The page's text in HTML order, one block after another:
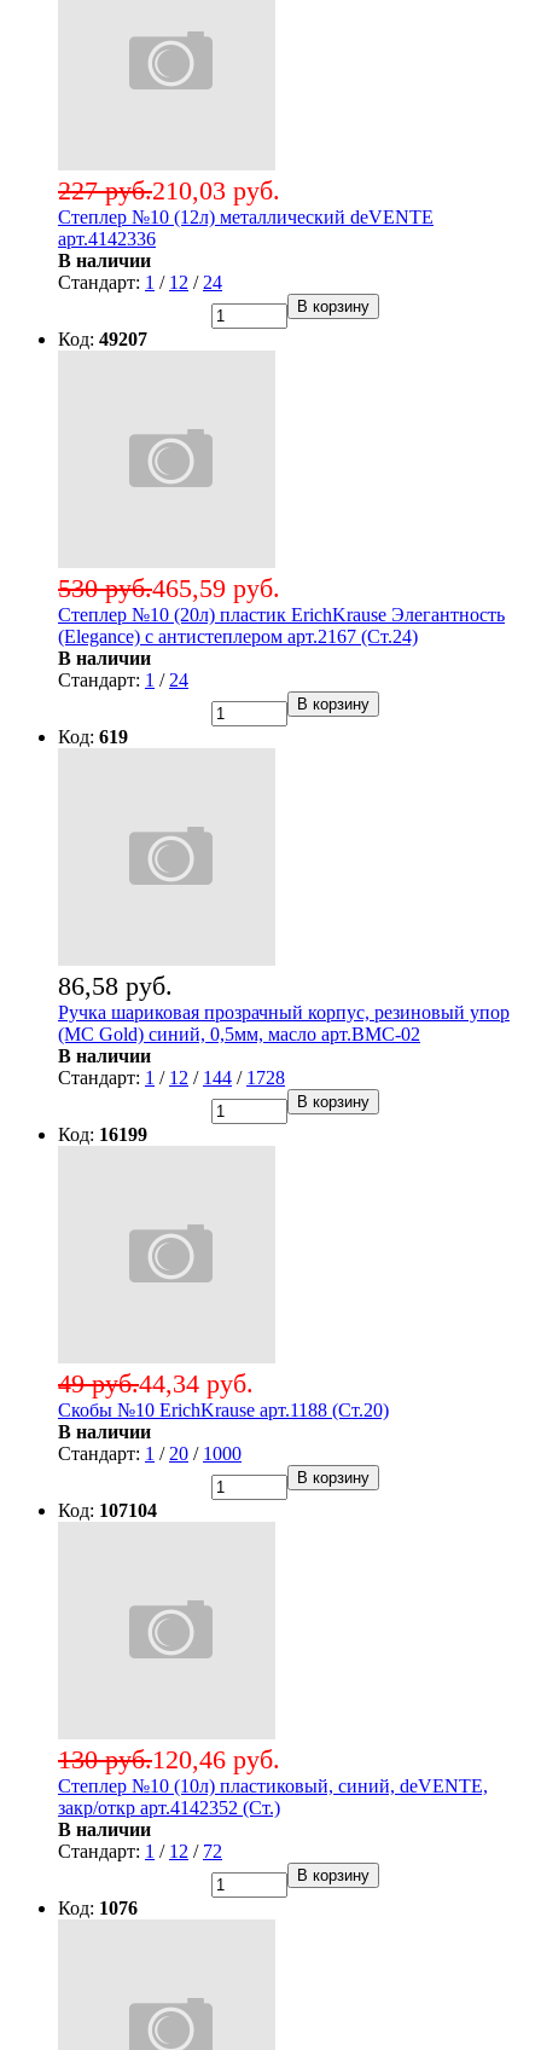
210,03 руб.
227 руб.
Степлер №10 (12л) металлический deVENTE
арт.4142336
В наличии
Стандарт: 1 / 12 / 24
В корзину
Код: 49207
465,59 руб.
530 руб.
Степлер №10 (20л) пластик ErichKrause Элегантность
(Elegance) с антистеплером арт.2167 (Ст.24)
В наличии
Стандарт: 1 / 24
В корзину
Код: 619
86,58 руб.
Ручка шариковая прозрачный корпус, резиновый упор
(MC Gold) синий, 0,5мм, масло арт.BMC-02
В наличии
Стандарт: 1 / 12 / 144 / 1728
В корзину
Код: 16199
44,34 руб.
49 руб.
Скобы №10 ErichKrause арт.1188 (Ст.20)
В наличии
Стандарт: 1 / 20 / 1000
В корзину
Код: 107104
120,46 руб.
130 руб.
Степлер №10 (10л) пластиковый, синий, deVENTE,
закр/откр арт.4142352 (Ст.)
В наличии
Стандарт: 1 / 12 / 72
В корзину
Код: 1076